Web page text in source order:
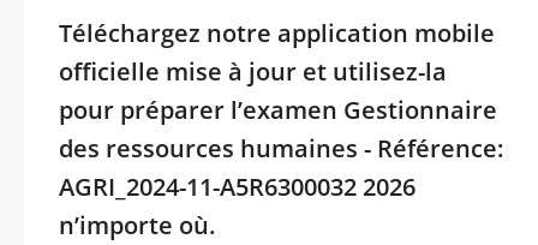
Téléchargez notre application mobile
officielle mise à jour et utilisez-la
pour préparer l’examen Gestionnaire
des ressources humaines - Référence:
AGRI_2024-11-A5R6300032 2026
n’importe où.